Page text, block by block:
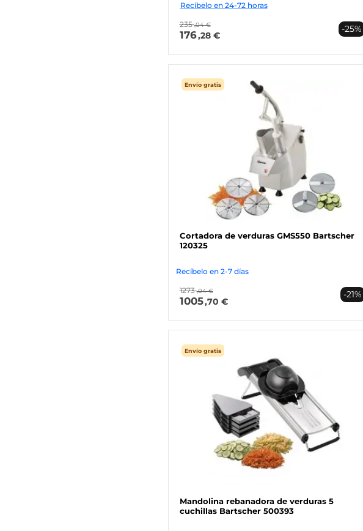
Recíbelo en 24-72 horas
235 ,04 €
176,28 €
-25%
Envío gratis
Cortadora de verduras GMS550 Bartscher
120325
Recíbelo en 2-7 días
1273 ,04 €
1005,70 €
-21%
Envío gratis
Mandolina rebanadora de verduras 5
cuchillas Bartscher 500393